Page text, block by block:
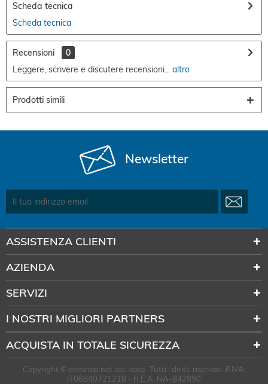
Scheda tecnica
Scheda tecnica
Recensioni
0
Leggere, scrivere e discutere recensioni... altro
Prodotti simili
Newsletter
ASSISTENZA CLIENTI
AZIENDA
SERVIZI
I NOSTRI MIGLIORI PARTNERS
ACQUISTA IN TOTALE SICUREZZA
Copyright © eeeshop.net soc. coop. Tutti i diritti riservati. P.IVA:
IT06840721218 - R.E.A. NA-842890